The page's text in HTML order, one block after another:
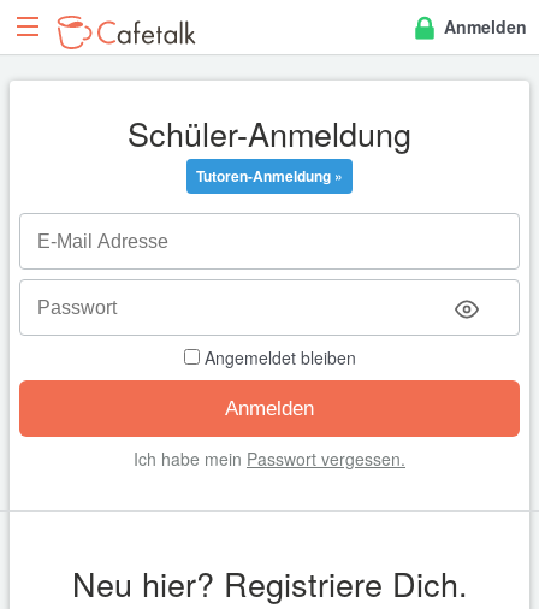
Anmelden
Schüler-Anmeldung
Tutoren-Anmeldung »
Angemeldet bleiben
Ich habe mein Passwort vergessen.
Neu hier? Registriere Dich.